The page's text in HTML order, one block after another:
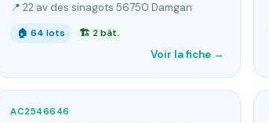
📍 22 av des sinagots 56750 Damgan
🏠 64 lots 🏗 2 bât.
Voir la fiche →
AC2546646